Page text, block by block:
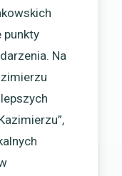
punkty
Na